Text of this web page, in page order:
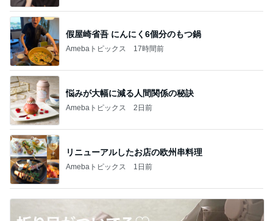
假屋崎省吾 にんにく6個分のもつ鍋
Amebaトピックス 17時間前
悩みが大幅に減る人間関係の秘訣
Amebaトピックス 2日前
リニューアルしたお店の欧州串料理
Amebaトピックス 1日前